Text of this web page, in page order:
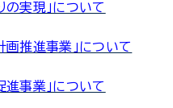
の実現」について
画推進事業」について
進事業」について